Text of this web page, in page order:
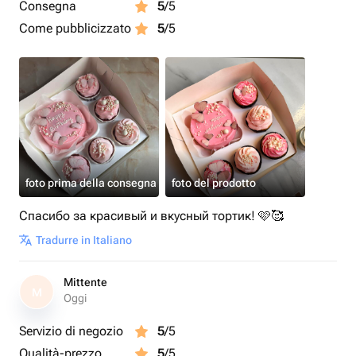
Consegna
5/5
Come pubblicizzato
5/5
foto prima della consegna foto del prodotto
Спасибо за красивый и вкусный тортик! 🩷🥰
Tradurre in Italiano
M
Mittente
Oggi
Servizio di negozio 5/5